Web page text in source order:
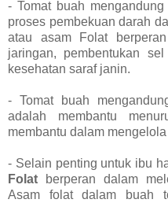
- Tomat buah mengandung
proses pembekuan darah
atau asam Folat
jaringan, pembentukan
kesehatan saraf janin.
- Tomat buah
adalah membantu
membantu dalam
- Selain penting untuk ibu
Folat berperan dalam
Asam folat dalam buah